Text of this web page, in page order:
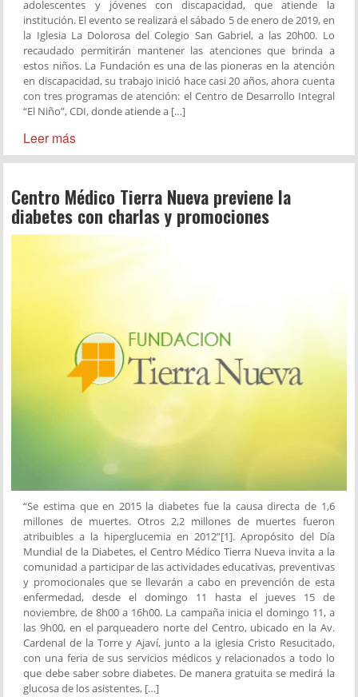
adolescentes y jóvenes con discapacidad, que atiende la
institución. El evento se realizará el sábado 5 de enero de 2019, en
la Iglesia La Dolorosa del Colegio San Gabriel, a las 20h00. Lo
recaudado permitirán mantener las atenciones que brinda a
estos niños. La Fundación es una de las pioneras en la atención
en discapacidad, su trabajo inició hace casi 20 años, ahora cuenta
con tres programas de atención: el Centro de Desarrollo Integral
“El Niño”, CDI, donde atiende a […]
Leer más
Centro Médico Tierra Nueva previene la
diabetes con charlas y promociones
“Se estima que en 2015 la diabetes fue la causa directa de 1,6
millones de muertes. Otros 2,2 millones de muertes fueron
atribuibles a la hiperglucemia en 2012”[1]. Apropósito del Día
Mundial de la Diabetes, el Centro Médico Tierra Nueva invita a la
comunidad a participar de las actividades educativas, preventivas
y promocionales que se llevarán a cabo en prevención de esta
enfermedad, desde el domingo 11 hasta el jueves 15 de
noviembre, de 8h00 a 16h00. La campaña inicia el domingo 11, a
las 9h00, en el parqueadero norte del Centro, ubicado en la Av.
Cardenal de la Torre y Ajaví, junto a la iglesia Cristo Resucitado,
con una feria de sus servicios médicos y relacionados a todo lo
que debe saber sobre diabetes. De manera gratuita se medirá la
glucosa de los asistentes, […]